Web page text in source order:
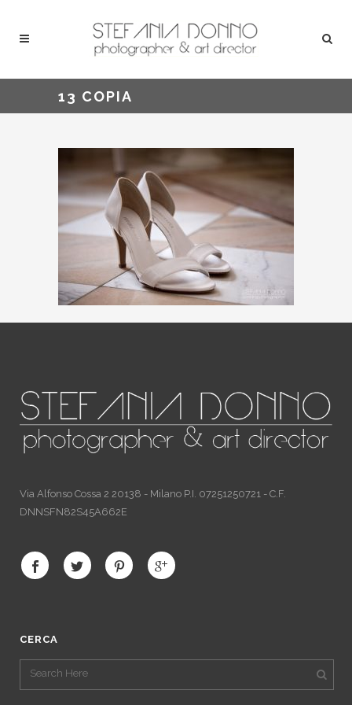
13 COPIA
Via Alfonso Cossa 2 20138 - Milano P.I. 07251250721 - C.F.
DNNSFN82S45A662E
CERCA